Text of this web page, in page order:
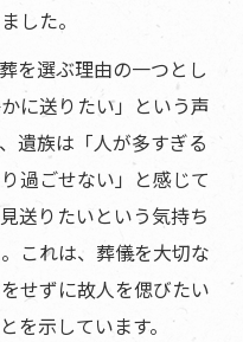
した。
を選ぶ理由の一つとし
に送りたい」という声
遺族は「人が多すぎる
過ごせない」と感じて
送りたいという気持ち
これは、葬儀を大切な
せずに故人を偲びたい
を示しています。